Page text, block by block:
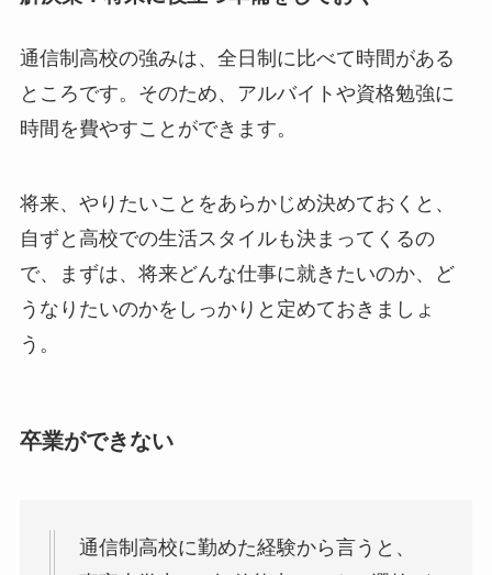
通信制高校の強みは、全日制に比べて時間がある
ところです。そのため、アルバイトや資格勉強に
時間を費やすことができます。
将来、やりたいことをあらかじめ決めておくと、
自ずと高校での生活スタイルも決まってくるの
で、まずは、将来どんな仕事に就きたいのか、ど
うなりたいのかをしっかりと定めておきましょ
う。
卒業ができない
通信制高校に勤めた経験から言うと、